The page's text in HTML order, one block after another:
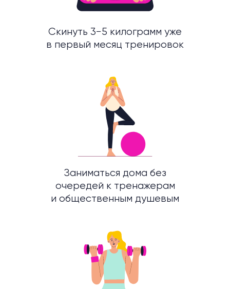
Изменить свою жизнь и решила
начать со своего тела
Подтянуть проблемные зоны и снова
влюбиться в свое отражение
Увидишь первые результаты через 1-2
а через месяц достигнешь больших
Уже в первый месяц
тренировок твояжизнь